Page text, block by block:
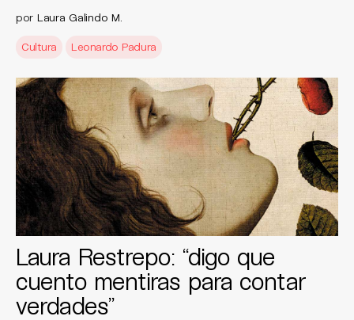
por Laura Galindo M.
Cultura Leonardo Padura
Laura Restrepo: “digo que
cuento mentiras para contar
verdades”